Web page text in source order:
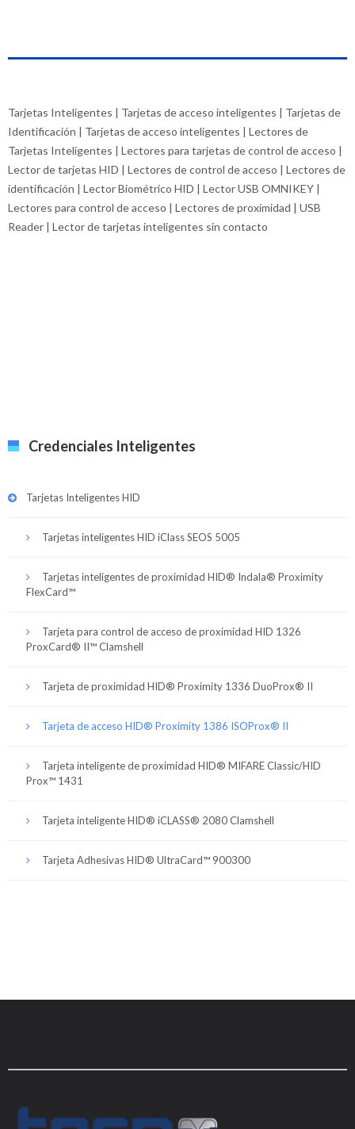
Tarjetas Inteligentes | Tarjetas de acceso inteligentes | Tarjetas de
Identificación | Tarjetas de acceso inteligentes | Lectores de
Tarjetas Inteligentes | Lectores para tarjetas de control de acceso |
Lector de tarjetas HID | Lectores de control de acceso | Lectores de
identificación | Lector Biométrico HID | Lector USB OMNIKEY |
Lectores para control de acceso | Lectores de proximidad | USB
Reader | Lector de tarjetas inteligentes sin contacto
Credenciales Inteligentes
Tarjetas Inteligentes HID
Tarjetas inteligentes HID iClass SEOS 5005
Tarjetas inteligentes de proximidad HID® Indala® Proximity
FlexCard™
Tarjeta para control de acceso de proximidad HID 1326
ProxCard® II™ Clamshell
Tarjeta de proximidad HID® Proximity 1336 DuoProx® II
Tarjeta de acceso HID® Proximity 1386 ISOProx® II
Tarjeta inteligente de proximidad HID® MIFARE Classic/HID
Prox™ 1431
Tarjeta inteligente HID® iCLASS® 2080 Clamshell
Tarjeta Adhesivas HID® UltraCard™ 900300